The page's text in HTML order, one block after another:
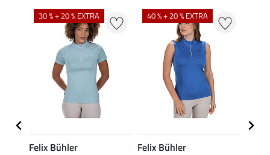
30 % + 20 % EXTRA
Felix Bühler
40 % + 20 % EXTRA
Felix Bühler